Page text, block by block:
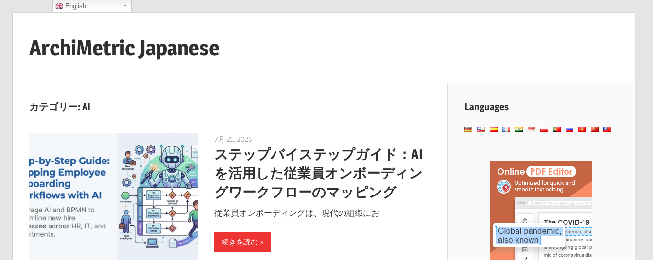
ArchiMetric Japanese
Dev
Scrum,
More
カテゴリー:AI
7月 21, 2026
ステップバイステップガイド：AI
を活用した従業員オンボーディン
グワークフローのマッピング
従業員オンボーディングは、現代の組織にお
続きを読む
Languages
English